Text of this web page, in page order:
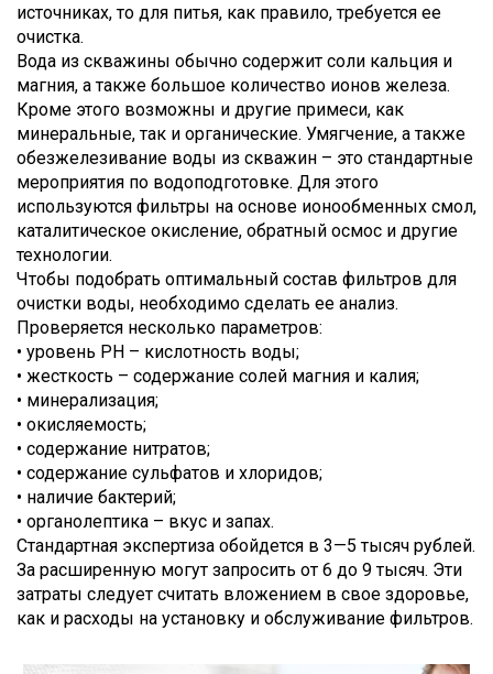
источниках, то для питья, как правило, требуется ее
очистка.
Вода из скважины обычно содержит соли кальция и
магния, а также большое количество ионов железа.
Кроме этого возможны и другие примеси, как
минеральные, так и органические. Умягчение, а также
обезжелезивание воды из скважин – это стандартные
мероприятия по водоподготовке. Для этого
используются фильтры на основе ионообменных смол,
каталитическое окисление, обратный осмос и другие
технологии.
Чтобы подобрать оптимальный состав фильтров для
очистки воды, необходимо сделать ее анализ.
Проверяется несколько параметров:
• уровень PH – кислотность воды;
• жесткость – содержание солей магния и калия;
• минерализация;
• окисляемость;
• содержание нитратов;
• содержание сульфатов и хлоридов;
• наличие бактерий;
• органолептика – вкус и запах.
Стандартная экспертиза обойдется в 3—5 тысяч рублей.
За расширенную могут запросить от 6 до 9 тысяч. Эти
затраты следует считать вложением в свое здоровье,
как и расходы на установку и обслуживание фильтров.